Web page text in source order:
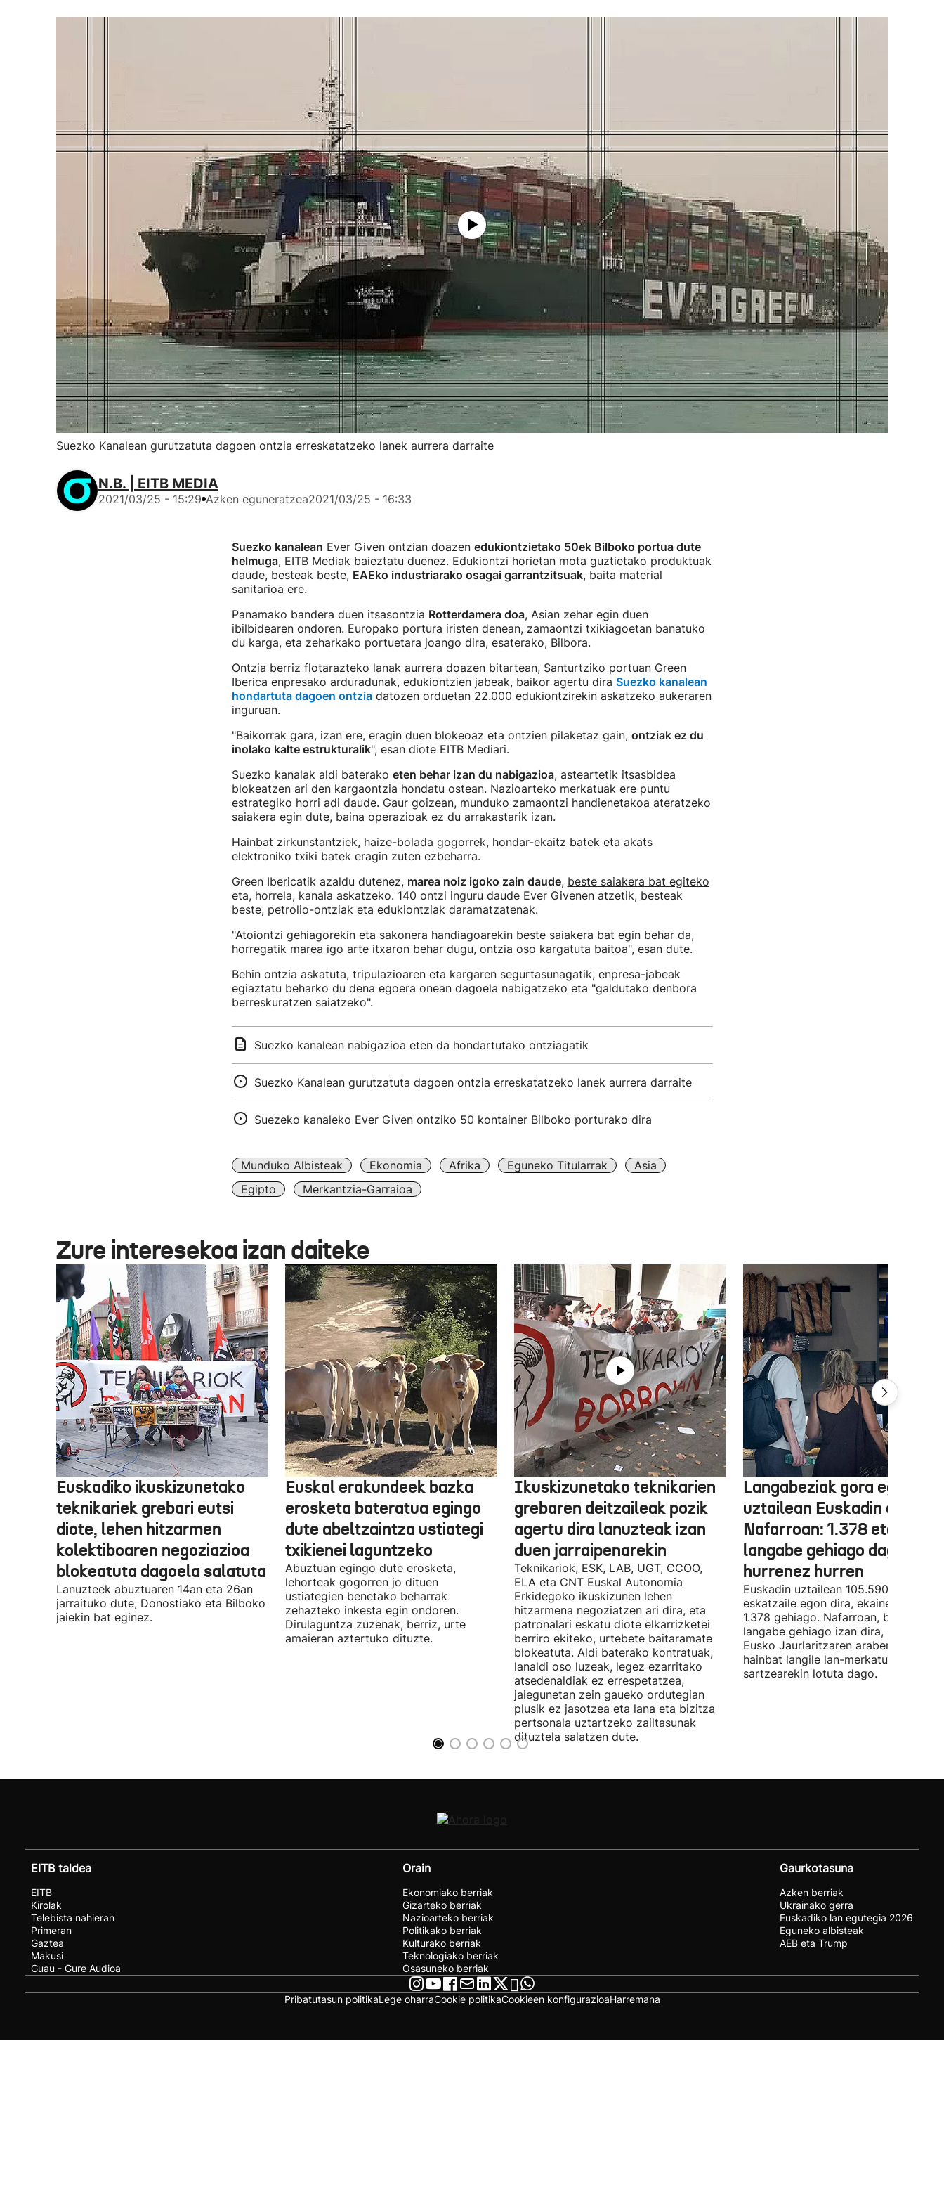
Suezko Kanalean gurutzatuta dagoen ontzia erreskatatzeko lanek aurrera darraite
N.B. | EITB MEDIA
2021/03/25 - 15:29 Azken eguneratzea2021/03/25 - 16:33
Suezko kanalean Ever Given ontzian doazen edukiontzietako 50ek Bilboko portua dute
helmuga, EITB Mediak baieztatu duenez. Edukiontzi horietan mota guztietako produktuak
daude, besteak beste, EAEko industriarako osagai garrantzitsuak, baita material
sanitarioa ere.
Panamako bandera duen itsasontzia Rotterdamera doa, Asian zehar egin duen
ibilbidearen ondoren. Europako portura iristen denean, zamaontzi txikiagoetan banatuko
du karga, eta zeharkako portuetara joango dira, esaterako, Bilbora.
Ontzia berriz flotarazteko lanak aurrera doazen bitartean, Santurtziko portuan Green
Iberica enpresako arduradunak, edukiontzien jabeak, baikor agertu dira Suezko kanalean
hondartuta dagoen ontziadatozen orduetan 22.000 edukiontzirekin askatzeko aukeraren
inguruan.
"Baikorrak gara, izan ere, eragin duen blokeoaz eta ontzien pilaketaz gain, ontziak ez du
inolako kalte estrukturalik", esan diote EITB Mediari.
Suezko kanalak aldi baterako eten behar izan du nabigazioa, asteartetik itsasbidea
blokeatzen ari den kargaontzia hondatu ostean. Nazioarteko merkatuak ere puntu
estrategiko horri adi daude. Gaur goizean, munduko zamaontzi handienetakoa ateratzeko
saiakera egin dute, baina operazioak ez du arrakastarik izan.
Hainbat zirkunstantziek, haize-bolada gogorrek, hondar-ekaitz batek eta akats
elektroniko txiki batek eragin zuten ezbeharra.
Green Ibericatik azaldu dutenez, marea noiz igoko zain daude, beste saiakera bat egiteko
eta, horrela, kanala askatzeko. 140 ontzi inguru daude Ever Givenen atzetik, besteak
beste, petrolio-ontziak eta edukiontziak daramatzatenak.
"Atoiontzi gehiagorekin eta sakonera handiagoarekin beste saiakera bat egin behar da,
horregatik marea igo arte itxaron behar dugu, ontzia oso kargatuta baitoa", esan dute.
Behin ontzia askatuta, tripulazioaren eta kargaren segurtasunagatik, enpresa-jabeak
egiaztatu beharko du dena egoera onean dagoela nabigatzeko eta "galdutako denbora
berreskuratzen saiatzeko".
Suezko kanalean nabigazioa eten da hondartutako ontziagatik
Suezko Kanalean gurutzatuta dagoen ontzia erreskatatzeko lanek aurrera darraite
Suezeko kanaleko Ever Given ontziko 50 kontainer Bilboko porturako dira
Munduko Albisteak Ekonomia Afrika Eguneko Titularrak
Asia
Egipto
Merkantzia-Garraioa
Zure interesekoa izan daiteke
Euskadiko ikuskizunetako
teknikariek grebari eutsi
diote, lehen hitzarmen
kolektiboaren negoziazioa
blokeatuta dagoela salatuta
Lanuzteek abuztuaren 14an eta 26an
jarraituko dute, Donostiako eta Bilboko
jaiekin bat eginez.
Euskal erakundeek bazka
erosketa bateratua egingo
dute abeltzaintza ustiategi
txikienei laguntzeko
Abuztuan egingo dute erosketa,
lehorteak gogorren jo dituen
ustiategien benetako beharrak
zehazteko inkesta egin ondoren.
Dirulaguntza zuzenak, berriz, urte
amaieran aztertuko dituzte.
Ikuskizunetako teknikarien
grebaren deitzaileak pozik
agertu dira lanuzteak izan
duen jarraipenarekin
Teknikariok, ESK, LAB, UGT, CCOO,
ELA eta CNT Euskal Autonomia
Erkidegoko ikuskizunen lehen
hitzarmena negoziatzen ari dira, eta
patronalari eskatu diote elkarrizketei
berriro ekiteko, urtebete baitaramate
blokeatuta. Aldi baterako kontratuak,
lanaldi oso luzeak, legez ezarritako
atsedenaldiak ez errespetatzea,
jaiegunetan zein gaueko ordutegian
plusik ez jasotzea eta lana eta bizitza
pertsonala uztartzeko zailtasunak
dituztela salatzen dute.
Langabeziak gora egin du
uztailean Euskadin eta
Nafarroan: 1.378 eta 534
langabe gehiago dago,
hurrenez hurren
Euskadin uztailean 105.590 enplegu-
eskatzaile egon dira, ekainean baino
1.378 gehiago. Nafarroan, berriz, 534
langabe gehiago izan dira, 28.843.
Eusko Jaurlaritzaren arabera, datu
hainbat langile lan-merkatuan
sartzearekin lotuta dago.
EITB taldea
EITB
Kirolak
Telebista nahieran
Primeran
Gaztea
Makusi
Guau - Gure Audioa
Orain
Ekonomiako berriak
Gizarteko berriak
Nazioarteko berriak
Politikako berriak
Kulturako berriak
Teknologiako berriak
Osasuneko berriak
Gaurkotasuna
Azken berriak
Ukrainako gerra
Euskadiko lan egutegia 2026
Eguneko albisteak
AEB eta Trump
Pribatutasun politikaLege oharraCookie politikaCookieen konfigurazioaHarremana